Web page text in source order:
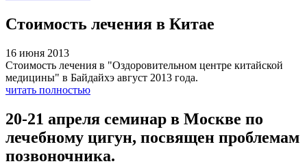
Стоимость лечения в Китае
16 июня 2013
Стоимость лечения в "Оздоровительном центре китайской
медицины" в Байдайхэ август 2013 года.
читать полностью
20-21 апреля семинар в Москве по
лечебному цигун, посвящен проблемам
позвоночника.